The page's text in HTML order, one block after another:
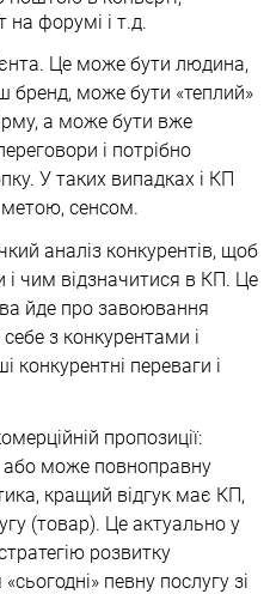
на форумі і т.д.
Це може бути людина,
бренд, може бути «теплий»
а може бути вже
і потрібно
У таких випадках і КП
метою, сенсом.
аналіз конкурентів, щоб
і чим відзначитися в КП. Це
йде про завоювання
з конкурентами і
конкурентні переваги і
пропозиції:
або може повноправну
кращий відгук має КП,
(товар). Це актуально у
розвитку
певну послугу зі